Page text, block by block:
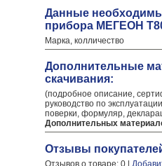
Данные
прибора МЕГЕОН
Марка, колличество
Дополнительные
скачивания:
(подробное описание,
руководство по
поверки, формуляр,
Дополнительных
Отзывы
Отзывов о товаре: 0 |